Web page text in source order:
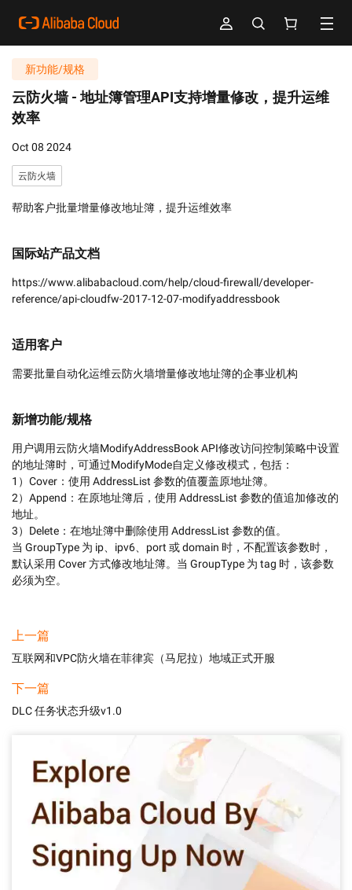
新功能/规格
云防火墙 -地址簿管理API支持增量修改，提升运维
效率
Oct 08 2024
云防火墙
帮助客户批量增量修改地址簿，提升运维效率
国际站产品文档
https://www.alibabacloud.com/help/cloud-firewall/developer-
reference/api-cloudfw-2017-12-07-modifyaddressbook
适用客户
需要批量自动化运维云防火墙增量修改地址簿的企事业机构
新增功能/规格
用户调用云防火墙ModifyAddressBook API修改访问控制策略中设置
的地址簿时，可通过ModifyMode自定义修改模式，包括：
1）Cover：使用 AddressList 参数的值覆盖原地址簿。
2）Append：在原地址簿后，使用 AddressList 参数的值追加修改的
地址。
3）Delete：在地址簿中删除使用 AddressList 参数的值。
当 GroupType 为 ip、ipv6、port 或 domain 时，不配置该参数时，
默认采用 Cover 方式修改地址簿。当 GroupType 为 tag 时，该参数
必须为空。
上一篇
互联网和VPC防火墙在菲律宾（马尼拉）地域正式开服
下一篇
DLC 任务状态升级v1.0